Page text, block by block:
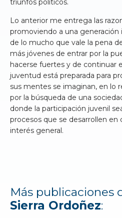
triunfos políticos.
Lo anterior me entrega las
promoviendo a una
de lo mucho que vale la pena
más jóvenes de entrar por la
hacerse fuertes y de continuar
juventud está preparada para
sus mentes se imaginan, en lo
por la búsqueda de una
donde la participación juvenil
procesos que se desarrollen en
interés general.
Más publicaciones
Sierra Ordoñez: